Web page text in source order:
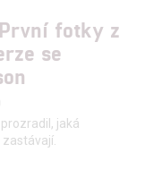
fotky z
se
jaká